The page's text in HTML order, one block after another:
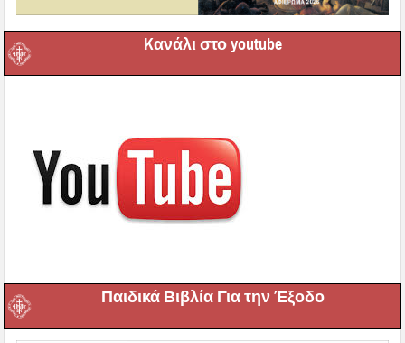
Kανάλι στο youtube
Παιδικά Βιβλία Για την Έξοδο